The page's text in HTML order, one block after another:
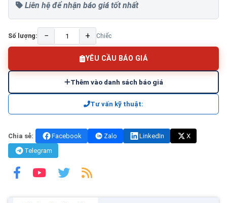
Liên hệ để nhận báo giá tốt nhất
Số lượng: − + Chiếc
YÊU CẦU BÁO GIÁ
Thêm vào danh sách báo giá
Tư vấn kỹ thuật:
Chia sẻ: Facebook Zalo LinkedIn
X
Telegram